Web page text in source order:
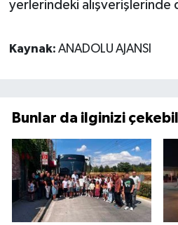
yerlerindeki alışverişlerinde
Kaynak: ANADOLU AJANSI
Bunlar da ilginizi